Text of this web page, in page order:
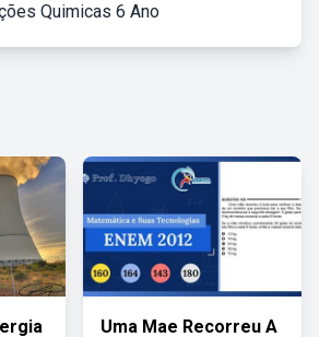
Quimicas 6 Ano
Uma Mae Recorreu A